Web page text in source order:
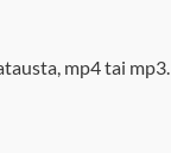
mp4 tai mp3.